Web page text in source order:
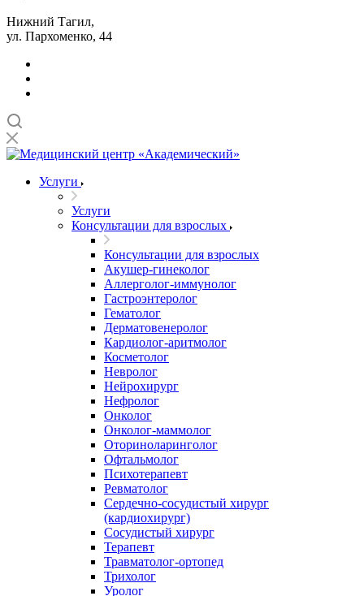
Нижний Тагил,
ул. Пархоменко, 44
Услуги
Услуги
Консультации для взрослых
Консультации для взрослых
Акушер-гинеколог
Аллерголог-иммунолог
Гастроэнтеролог
Гематолог
Дерматовенеролог
Кардиолог-аритмолог
Косметолог
Невролог
Нейрохирург
Нефролог
Онколог
Онколог-маммолог
Оториноларинголог
Офтальмолог
Психотерапевт
Ревматолог
Сердечно-сосудистый хирург
(кардиохирург)
Сосудистый хирург
Терапевт
Травматолог-ортопед
Трихолог
Уролог